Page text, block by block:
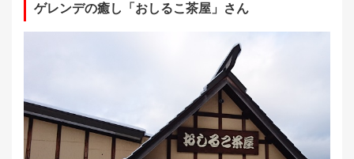
ゲレンデの癒し「おしるこ茶屋」さん